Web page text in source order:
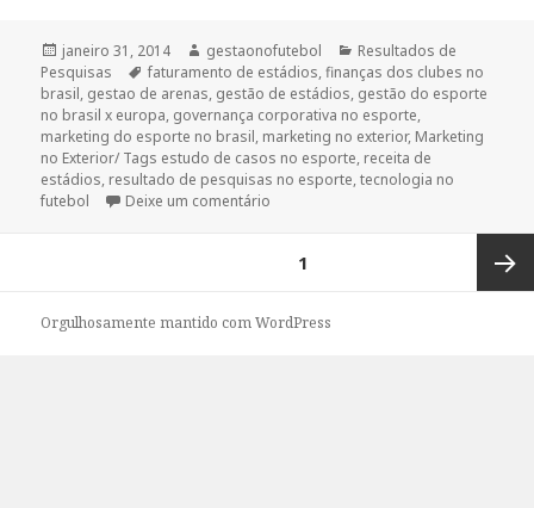
Publicado
em
janeiro 31, 2014 Autor
gestaonofutebol Categorias
Resultados de
Pesquisas
Tags
faturamento de estádios,finanças dos clubes no
brasil, gestao de arenas, gestão de estádios, gestão do esporte
no brasil x europa, governança corporativa no esporte,
marketing do esporte no brasil, marketing no exterior, Marketing
no Exterior/ Tags estudo de casos no esporte, receita de
estádios, resultado de pesquisas no esporte,tecnologia no
futebol
Deixe um comentário
1
Orgulhosamente mantido com WordPress